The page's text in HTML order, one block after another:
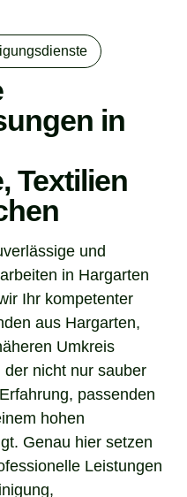
in
Textilien
und
in Hargarten
Ihr kompetenter
aus Hargarten,
Umkreis
nicht nur sauber
passenden
hohen
Genau hier setzen
Leistungen